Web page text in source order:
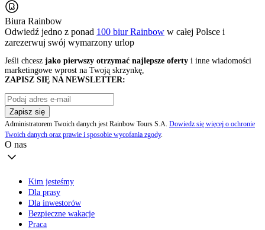
Biura Rainbow
Odwiedź jedno z ponad 100 biur Rainbow w całej Polsce i
zarezerwuj swój wymarzony urlop
Jeśli chcesz jako pierwszy otrzymać najlepsze oferty i inne wiadomości
marketingowe wprost na Twoją skrzynkę,
ZAPISZ SIĘ NA NEWSLETTER:
Zapisz się
Administratorem Twoich danych jest Rainbow Tours S.A. Dowiedz się więcej o ochronie
Twoich danych oraz prawie i sposobie wycofania zgody.
O nas
Kim jesteśmy
Dla prasy
Dla inwestorów
Bezpieczne wakacje
Praca